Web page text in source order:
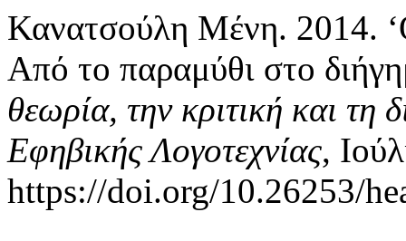
Κανατσούλη Μένη. 2014.
Aπό το παραμύθι στο
θεωρία, την κριτική και τη
Εφηβικής Λογοτεχνίας,
https://doi.org/10.26253/